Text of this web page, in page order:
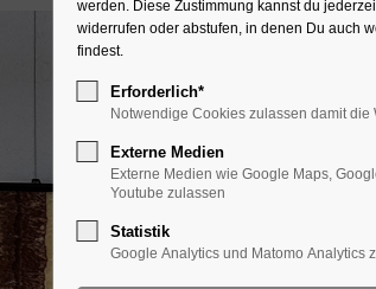
werden. Diese Zustimmung kannst du
widerrufen oder abstufen, in denen Du auch
findest.
Erforderlich*
Notwendige Cookies zulassen damit die
Externe Medien
Externe Medien wie Google Maps,
Youtube zulassen
Statistik
Google Analytics und Matomo Analytics